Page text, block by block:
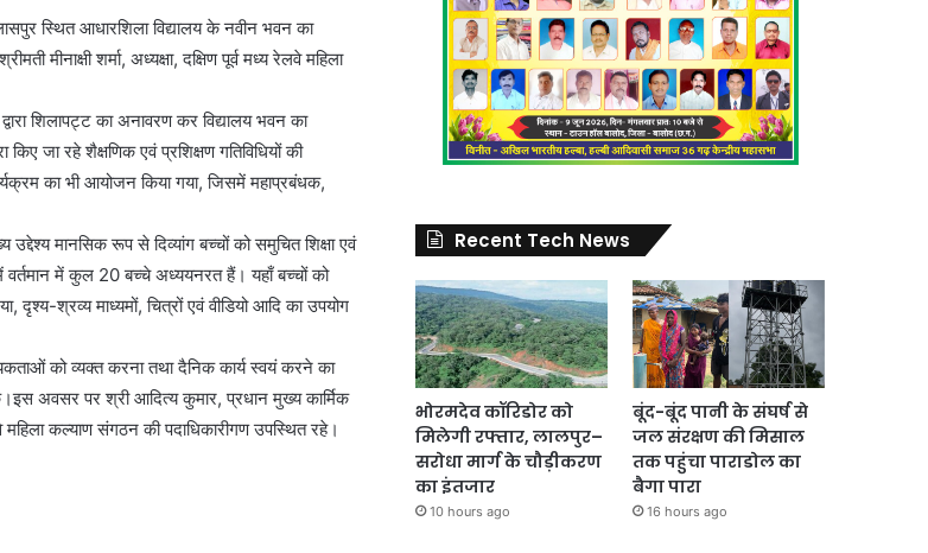
स्थित आधारशिला विद्यालय के नवीन भवन का
मीनाक्षी शर्मा, अध्यक्षा, दक्षिण पूर्व मध्य रेलवे महिला
शिलापट्ट का अनावरण कर विद्यालय भवन का
जा रहे शैक्षणिक एवं प्रशिक्षण गतिविधियों की
का भी आयोजन किया गया, जिसमें महाप्रबंधक,
उद्देश्य मानसिक रूप से दिव्यांग बच्चों को समुचित शिक्षा एवं
वर्तमान में कुल 20 बच्चे अध्ययनरत हैं। यहाँ बच्चों को
श्रव्य माध्यमों, चित्रों एवं वीडियो आदि का उपयोग
को व्यक्त करना तथा दैनिक कार्य स्वयं करने का
अवसर पर श्री आदित्य कुमार, प्रधान मुख्य कार्मिक
महिला कल्याण संगठन की पदाधिकारीगण उपस्थित रहे।
Recent Tech News
भोरमदेव कॉरिडोर को
मिलेगी रफ्तार, लालपुर–
सरोधा मार्ग के चौड़ीकरण
का इंतजार
10 hours ago
बूंद-बूंद पानी के संघर्ष से
जल संरक्षण की मिसाल
तक पहुंचा पाराडोल का
बैगा पारा
16 hours ago